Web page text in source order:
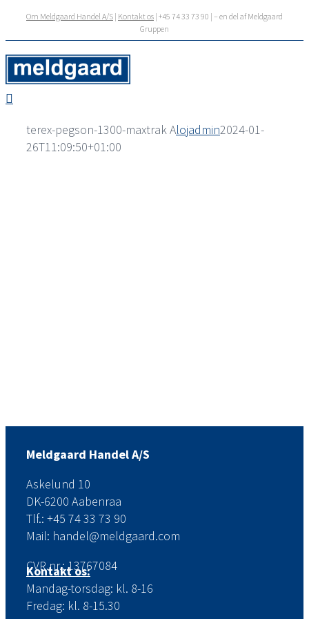
Om Meldgaard Handel A/S | Kontakt os | +45 74 33 73 90 | – en del af Meldgaard
Gruppen
terex-pegson-1300-maxtrak Alojadmin2024-01-
26T11:09:50+01:00
Meldgaard Handel A/S
Askelund 10
DK-6200 Aabenraa
Tlf.: +45 74 33 73 90
Mail: handel@meldgaard.com
CVR.nr.: 13767084
Kontakt os:
Mandag-torsdag: kl. 8-16
Fredag: kl. 8-15.30